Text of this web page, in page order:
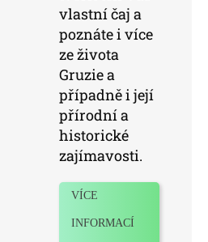
vlastní čaj a
poznáte i více
ze života
Gruzie a
případně i její
přírodní a
historické
zajímavosti.
VÍCE
INFORMACÍ